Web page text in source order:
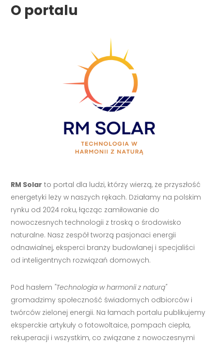
O portalu
RM Solar to portal dla ludzi, którzy wierzą, że przyszłość
energetyki leży w naszych rękach. Działamy na polskim
rynku od 2024 roku, łącząc zamiłowanie do
nowoczesnych technologii z troską o środowisko
naturalne. Nasz zespół tworzą pasjonaci energii
odnawialnej, eksperci branży budowlanej i specjaliści
od inteligentnych rozwiązań domowych.
Pod hasłem "Technologia w harmonii z naturą"
gromadzimy społeczność świadomych odbiorców i
twórców zielonej energii. Na łamach portalu publikujemy
eksperckie artykuły o fotowoltaice, pompach ciepła,
rekuperacji i wszystkim, co związane z nowoczesnymi